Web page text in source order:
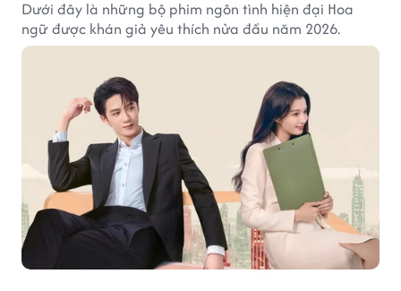
Dưới đây là những bộ phim ngôn tình hiện đại Hoa
ngữ được khán giả yêu thích nửa đầu năm 2026.